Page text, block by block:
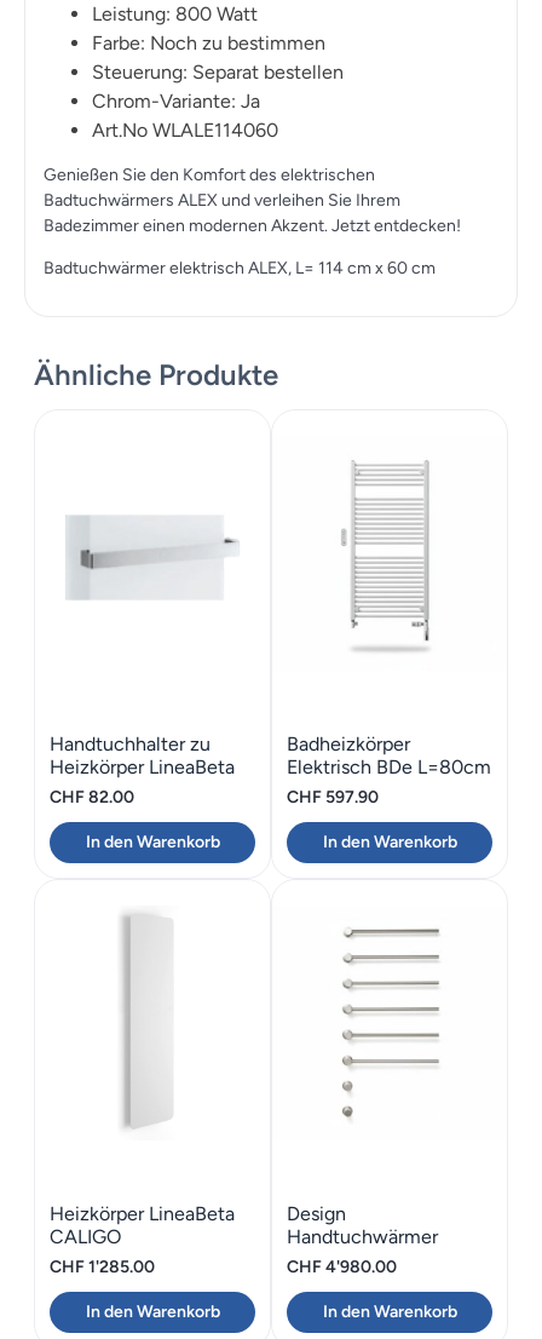
Leistung: 800 Watt
Farbe: Noch zu bestimmen
Steuerung: Separat bestellen
Chrom-Variante: Ja
Art.No WLALE114060
Genießen Sie den Komfort des elektrischen
Badtuchwärmers ALEX und verleihen Sie Ihrem
Badezimmer einen modernen Akzent. Jetzt entdecken!
Badtuchwärmer elektrisch ALEX, L= 114 cm x 60 cm
Ähnliche Produkte
Handtuchhalter zu
Heizkörper LineaBeta
CALIGO 42.9
CHF82.00
In den Warenkorb
Badheizkörper
Elektrisch BDe L=80cm
x B=60cm in weiss
CHF 597.90
In den Warenkorb
Heizkörper LineaBeta
CALIGO
CHF1'285.00
In den Warenkorb
Design
Handtuchwärmer
Unterputz Montage
CHF4'980.00
In den Warenkorb